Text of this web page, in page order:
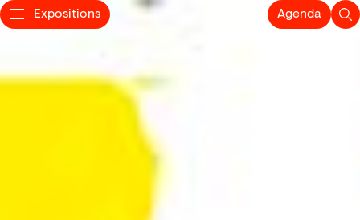
Expositions Agenda